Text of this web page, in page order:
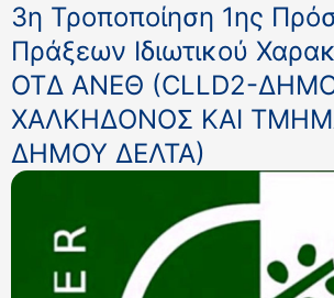
3η Τροποποίηση 1ης
Πράξεων Ιδιωτικού
ΟΤΔ ΑΝΕΘ (CLLD2-
ΧΑΛΚΗΔΟΝΟΣ ΚΑΙ
ΔΗΜΟΥ ΔΕΛΤΑ)